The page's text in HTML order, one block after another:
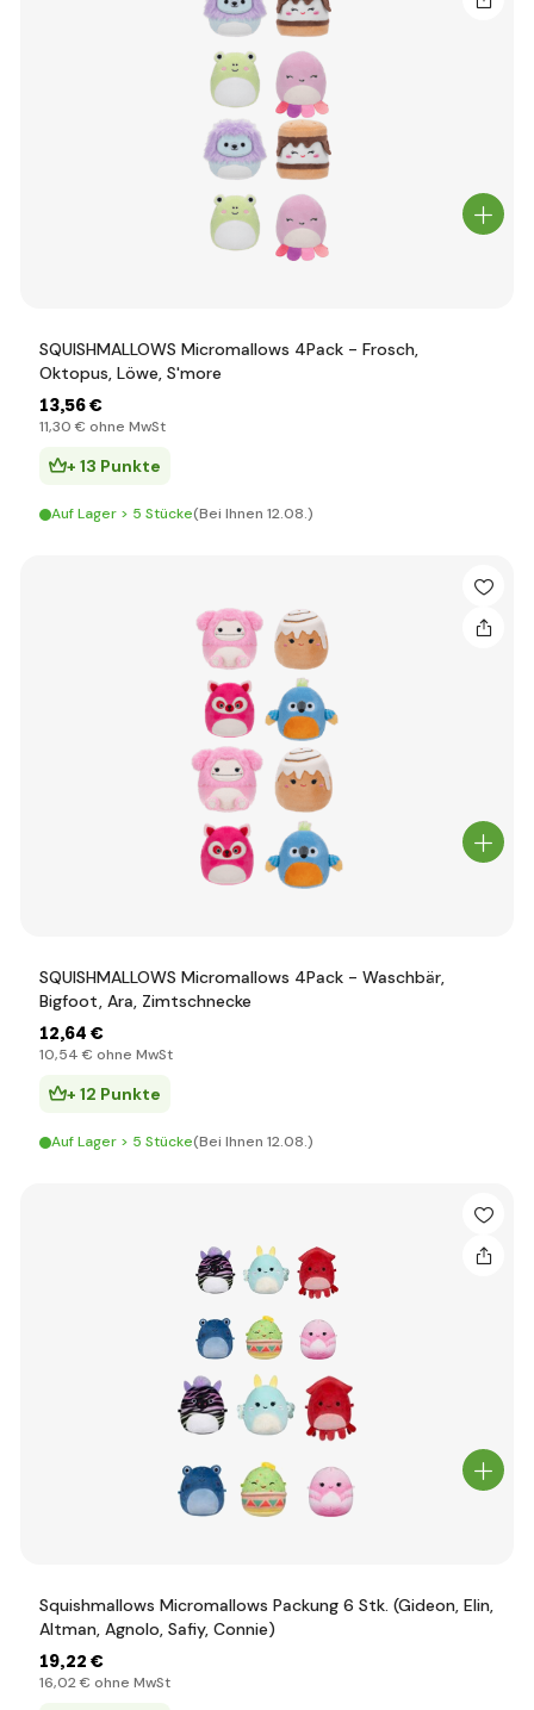
SQUISHMALLOWS Micromallows 4Pack - Frosch,
Oktopus, Löwe, S'more
13,56 €
11,30 € ohne MwSt
+ 13 Punkte
Auf Lager > 5 Stücke(Bei Ihnen 12.08.)
SQUISHMALLOWS Micromallows 4Pack - Waschbär,
Bigfoot, Ara, Zimtschnecke
12,64 €
10,54 € ohne MwSt
+ 12 Punkte
Auf Lager > 5 Stücke(Bei Ihnen 12.08.)
Squishmallows Micromallows Packung 6 Stk. (Gideon, Elin,
Altman, Agnolo, Safiy, Connie)
19,22 €
16,02 € ohne MwSt